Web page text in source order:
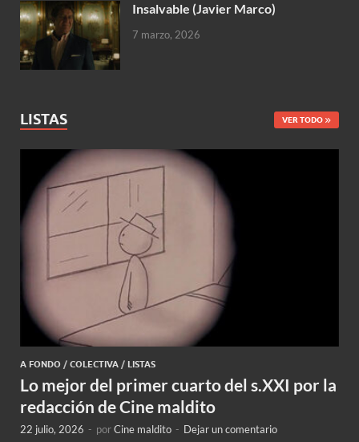
Insalvable (Javier Marco)
7 marzo, 2026
LISTAS VER TODO
A FONDO / COLECTIVA / LISTAS
Lo mejor del primer cuarto del s.XXI por la
redacción de Cine maldito
22 julio, 2026 - porCine maldito - Dejar un comentario